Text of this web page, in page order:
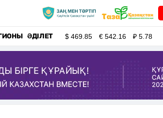
ӘДІЛЕТ $469.85 €542.16 ₽5.78